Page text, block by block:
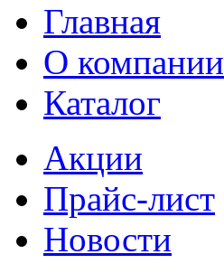
Главная
О компании
Каталог
Акции
Прайс-лист
Новости